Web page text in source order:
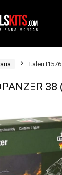
Italeri
38